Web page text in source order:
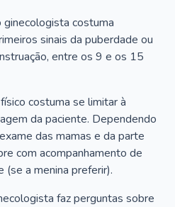
costuma
sinais da puberdade ou
entre os 9 e os 15
costuma se limitar à
da paciente. Dependendo
das mamas e da parte
com acompanhamento de
(se a menina preferir).
faz perguntas sobre